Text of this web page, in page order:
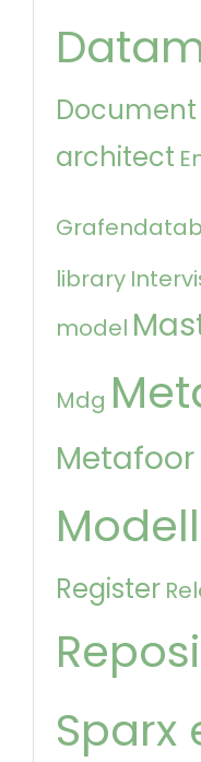
Document
architect
library
model
Mdg
Metafoor
Register
Sparx